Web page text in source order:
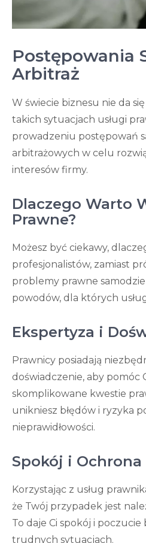
Postępowania
Arbitraż
W świecie biznesu nie da
takich sytuacjach usługi
prowadzeniu postępowań
arbitrażowych w celu
interesów firmy.
Dlaczego Warto
Prawne?
Możesz być ciekawy,
profesjonalistów, zamiast
problemy prawne
powodów, dla których
Ekspertyza i
Prawnicy posiadają
doświadczenie, aby pomóc
skomplikowane kwestie
unikniesz błędów i ryzyka
nieprawidłowości.
Spokój i Ochrona
Korzystając z usług
że Twój przypadek jest
To daje Ci spokój i
trudnych sytuacjach.